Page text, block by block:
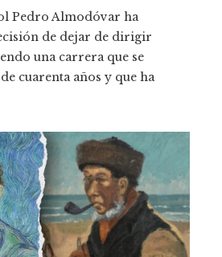
Pedro Almodóvar ha
de dejar de dirigir
una carrera que se
cuarenta años y que ha